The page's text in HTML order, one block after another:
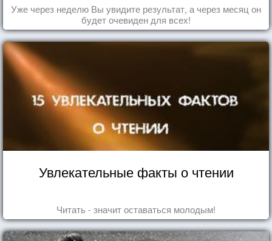
Уже через неделю Вы увидите результат, а через месяц он
будет очевиден для всех!
Увлекательные факты о чтении
Читать - значит оставаться молодым!